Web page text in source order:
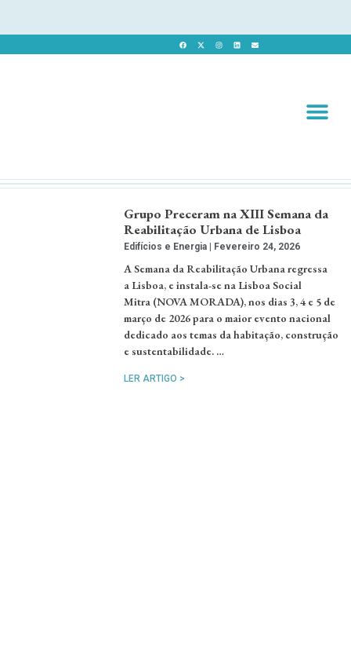
Grupo Preceram na XIII Semana da
Reabilitação Urbana de Lisboa
Edifícios e Energia Fevereiro 24, 2026
A Semana da Reabilitação Urbana regressa
a Lisboa, e instala-se na Lisboa Social
Mitra (NOVA MORADA), nos dias 3, 4 e 5 de
março de 2026 para o maior evento nacional
dedicado aos temas da habitação, construção
e sustentabilidade. …
LER ARTIGO >